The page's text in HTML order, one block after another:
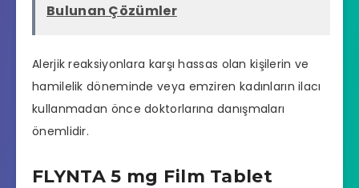
Bulunan Çözümler
Alerjik reaksiyonlara karşı hassas olan kişilerin ve
hamilelik döneminde veya emziren kadınların ilacı
kullanmadan önce doktorlarına danışmaları
önemlidir.
FLYNTA 5 mg Film Tablet